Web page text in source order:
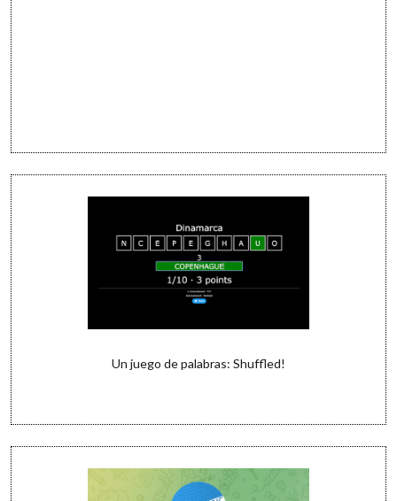
Un juego de palabras: Shuffled!